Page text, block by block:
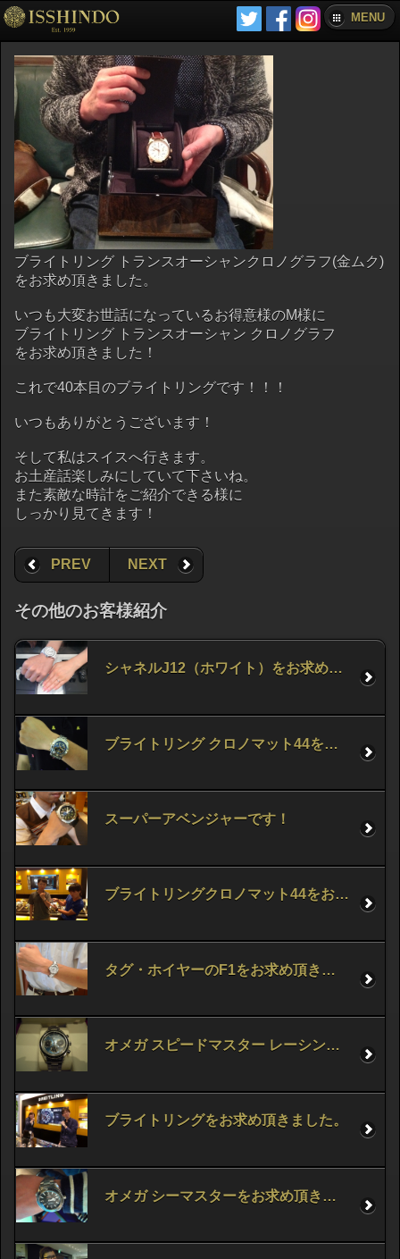
MENU
ブライトリング トランスオーシャンクロノグラフ(金ムク)
をお求め頂きました。
いつも大変お世話になっているお得意様のM様に
ブライトリング トランスオーシャン クロノグラフ
をお求め頂きました！
これで40本目のブライトリングです！！！
いつもありがとうございます！
そして私はスイスへ行きます。
お土産話楽しみにしていて下さいね。
また素敵な時計をご紹介できる様に
しっかり見てきます！
PREV NEXT
その他のお客様紹介
シャネルJ12（ホワイト）をお求め頂きました。
ブライトリング クロノマット44をお求め頂きました。
スーパーアベンジャーです！
ブライトリングクロノマット44をお求め頂きました。
タグ・ホイヤーのF1をお求め頂きました!!
オメガ スピードマスター レーシングをお求め頂きました。
ブライトリングをお求め頂きました。
オメガ シーマスターをお求め頂きました。